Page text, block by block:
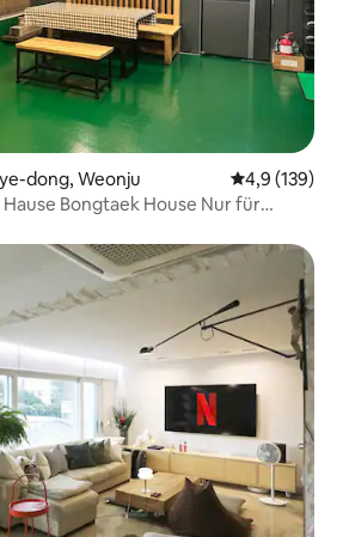
dong, Weonju
4,9 (139)
Nur für